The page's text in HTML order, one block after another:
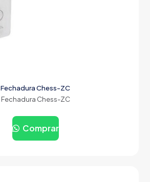
Fechadura Chess-ZC
Fechadura Chess-ZC
Comprar